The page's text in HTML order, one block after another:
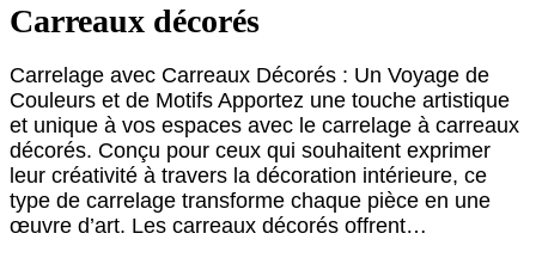
Carreaux décorés
Carrelage avec Carreaux Décorés : Un Voyage de
Couleurs et de Motifs Apportez une touche artistique
et unique à vos espaces avec le carrelage à carreaux
décorés. Conçu pour ceux qui souhaitent exprimer
leur créativité à travers la décoration intérieure, ce
type de carrelage transforme chaque pièce en une
œuvre d’art. Les carreaux décorés offrent…